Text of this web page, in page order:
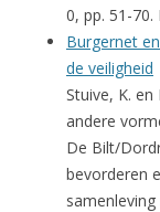
0, pp. 51-70.
Burgernet
de veiligheid
Stuive, K. en
andere
De Bilt/
bevorderen
samenleving